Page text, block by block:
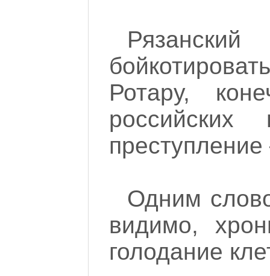
Ротару,
Одним
видимо,
голодание